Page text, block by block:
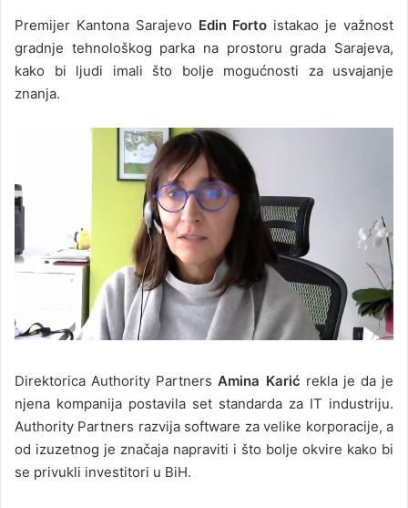
Premijer Kantona Sarajevo Edin Forto istakao je važnost
gradnje tehnološkog parka na prostoru grada Sarajeva,
kako bi ljudi imali što bolje mogućnosti za usvajanje
znanja.
Direktorica Authority PartnersAmina Karić rekla je da je
njena kompanija postavila set standarda za IT industriju.
Authority Partners razvija software za velike korporacije, a
od izuzetnog je značaja napraviti i što bolje okvire kako bi
se privukli investitori u BiH.